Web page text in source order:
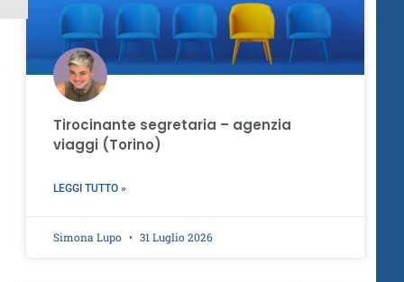
Tirocinante segretaria – agenzia
viaggi (Torino)
LEGGI TUTTO »
Simona Lupo 31 Luglio 2026